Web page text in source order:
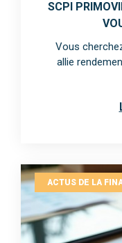
SCPI
Vous
allie
ACTUS DE LA